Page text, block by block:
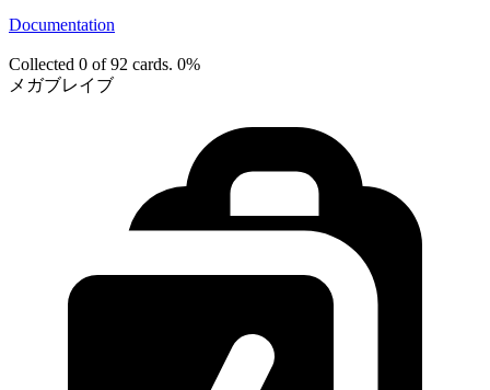
Documentation
Collected 0 of 92 cards. 0%
メガブレイブ